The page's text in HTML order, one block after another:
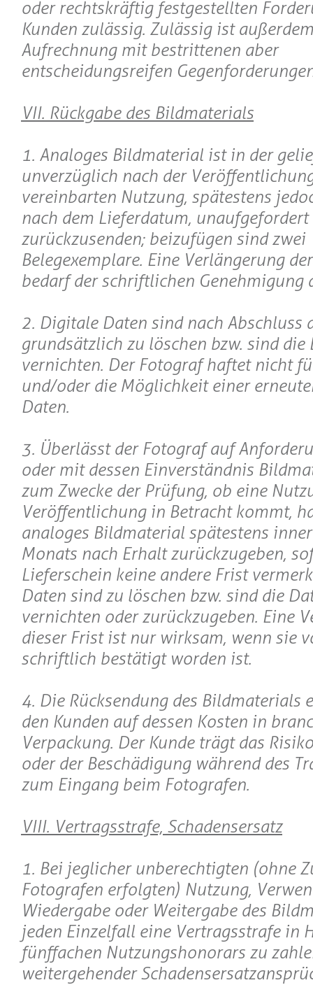
oder rechtskräftig festgestellten
Kunden zulässig. Zulässig ist
Aufrechnung mit bestrittenen aber
entscheidungsreifen
VII. Rückgabe des Bildmaterials
1. Analoges Bildmaterial ist in der
unverzüglich nach der
vereinbarten Nutzung, spätestens
nach dem Lieferdatum, unaufgefordert
zurückzusenden; beizufügen sind zwei
Belegexemplare. Eine Verlängerung
bedarf der schriftlichen Genehmigung
2. Digitale Daten sind nach Abschluss
grundsätzlich zu löschen bzw. sind die
vernichten. Der Fotograf haftet nicht
und/oder die Möglichkeit einer
Daten.
3. Überlässt der Fotograf auf
oder mit dessen Einverständnis
zum Zwecke der Prüfung, ob eine
Veröffentlichung in Betracht kommt,
analoges Bildmaterial spätestens
Monats nach Erhalt zurückzugeben,
Lieferschein keine andere Frist
Daten sind zu löschen bzw. sind die
vernichten oder zurückzugeben. Eine
dieser Frist ist nur wirksam, wenn sie
schriftlich bestätigt worden ist.
4. Die Rücksendung des Bildmaterials
den Kunden auf dessen Kosten in
Verpackung. Der Kunde trägt das
oder der Beschädigung während des
zum Eingang beim Fotografen.
VIII. Vertragsstrafe, Schadensersatz
1. Bei jeglicher unberechtigten (ohne
Fotografen erfolgten) Nutzung,
Wiedergabe oder Weitergabe des
jeden Einzelfall eine Vertragsstrafe in
fünffachen Nutzungshonorars zu
weitergehender